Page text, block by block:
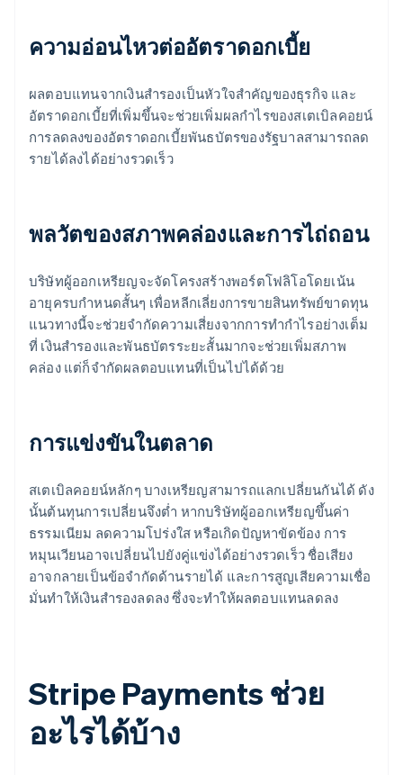
ความอ่อนไหวต่ออัตราดอกเบี้ย
ผลตอบแทนจากเงินสำรองเป็นหัวใจสำคัญของธุรกิจ และ
อัตราดอกเบี้ยที่เพิ่มขึ้นจะช่วยเพิ่มผลกำไรของสเตเบิลคอยน์
การลดลงของอัตราดอกเบี้ยพันธบัตรของรัฐบาลสามารถลด
รายได้ลงได้อย่างรวดเร็ว
พลวัตของสภาพคล่องและการไถ่ถอน
บริษัทผู้ออกเหรียญจะจัดโครงสร้างพอร์ตโฟลิโอโดยเน้น
อายุครบกำหนดสั้นๆ เพื่อหลีกเลี่ยงการขายสินทรัพย์ขาดทุน
แนวทางนี้จะช่วยจำกัดความเสี่ยงจากการทำกำไรอย่างเต็ม
ที่ เงินสำรองและพันธบัตรระยะสั้นมากจะช่วยเพิ่มสภาพ
คล่อง แต่ก็จำกัดผลตอบแทนที่เป็นไปได้ด้วย
การแข่งขันในตลาด
สเตเบิลคอยน์หลักๆ บางเหรียญสามารถแลกเปลี่ยนกันได้ ดัง
นั้นต้นทุนการเปลี่ยนจึงต่ำ หากบริษัทผู้ออกเหรียญขึ้นค่า
ธรรมเนียม ลดความโปร่งใส หรือเกิดปัญหาขัดข้อง การ
หมุนเวียนอาจเปลี่ยนไปยังคู่แข่งได้อย่างรวดเร็ว ชื่อเสียง
อาจกลายเป็นข้อจำกัดด้านรายได้ และการสูญเสียความเชื่อ
มั่นทำให้เงินสำรองลดลง ซึ่งจะทำให้ผลตอบแทนลดลง
Stripe Payments ช่วย
อะไรได้บ้าง